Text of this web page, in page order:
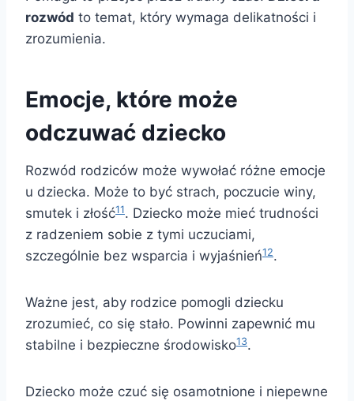
rozwód to temat, który wymaga delikatności i
zrozumienia.
Emocje, które może
odczuwać dziecko
Rozwód rodziców może wywołać różne emocje
u dziecka. Może to być strach, poczucie winy,
smutek i złość11. Dziecko może mieć trudności
z radzeniem sobie z tymi uczuciami,
szczególnie bez wsparcia i wyjaśnień12.
Ważne jest, aby rodzice pomogli dziecku
zrozumieć, co się stało. Powinni zapewnić mu
stabilne i bezpieczne środowisko13.
Dziecko może czuć się osamotnione i niepewne